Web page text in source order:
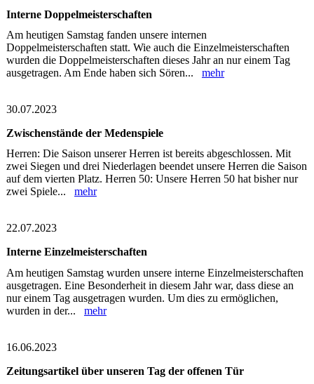
Interne Doppelmeisterschaften
Am heutigen Samstag fanden unsere internen
Doppelmeisterschaften statt. Wie auch die Einzelmeisterschaften
wurden die Doppelmeisterschaften dieses Jahr an nur einem Tag
ausgetragen. Am Ende haben sich Sören... mehr
30.07.2023
Zwischenstände der Medenspiele
Herren: Die Saison unserer Herren ist bereits abgeschlossen. Mit
zwei Siegen und drei Niederlagen beendet unsere Herren die Saison
auf dem vierten Platz. Herren 50: Unsere Herren 50 hat bisher nur
zwei Spiele... mehr
22.07.2023
Interne Einzelmeisterschaften
Am heutigen Samstag wurden unsere interne Einzelmeisterschaften
ausgetragen. Eine Besonderheit in diesem Jahr war, dass diese an
nur einem Tag ausgetragen wurden. Um dies zu ermöglichen,
wurden in der... mehr
16.06.2023
Zeitungsartikel über unseren Tag der offenen Tür